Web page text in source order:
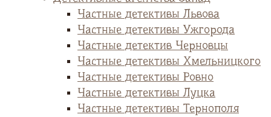
Частные детективы Львова
Частные детективы Ужгорода
Частные детектив Черновцы
Частные детективы Хмельницкого
Частные детективы Ровно
Частные детективы Луцка
Частные детективы Тернополя